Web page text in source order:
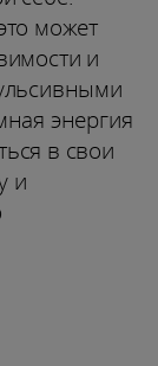
может
и
энергия
в свои
и